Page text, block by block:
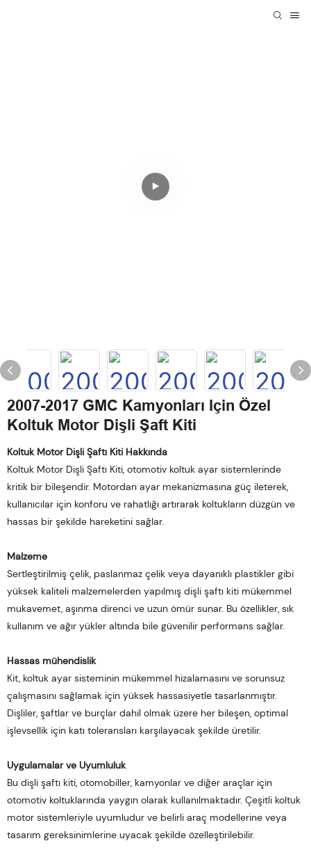
2007-2017 GMC Kamyonları Için Özel
Koltuk Motor Dişli Şaft Kiti
Koltuk Motor Dişli Şaftı Kiti Hakkında
Koltuk Motor Dişli Şaftı Kiti, otomotiv koltuk ayar sistemlerinde
kritik bir bileşendir. Motordan ayar mekanizmasına güç ileterek,
kullanıcılar için konforu ve rahatlığı artırarak koltukların düzgün ve
hassas bir şekilde hareketini sağlar.
Malzeme
Sertleştirilmiş çelik, paslanmaz çelik veya dayanıklı plastikler gibi
yüksek kaliteli malzemelerden yapılmış dişli şaftı kiti mükemmel
mukavemet, aşınma direnci ve uzun ömür sunar. Bu özellikler, sık
kullanım ve ağır yükler altında bile güvenilir performans sağlar.
Hassas mühendislik
Kit, koltuk ayar sisteminin mükemmel hizalamasını ve sorunsuz
çalışmasını sağlamak için yüksek hassasiyetle tasarlanmıştır.
Dişliler, şaftlar ve burçlar dahil olmak üzere her bileşen, optimal
işlevsellik için katı toleransları karşılayacak şekilde üretilir.
Uygulamalar ve Uyumluluk
Bu dişli şaftı kiti, otomobiller, kamyonlar ve diğer araçlar için
otomotiv koltuklarında yaygın olarak kullanılmaktadır. Çeşitli koltuk
motor sistemleriyle uyumludur ve belirli araç modellerine veya
tasarım gereksinimlerine uyacak şekilde özelleştirilebilir.